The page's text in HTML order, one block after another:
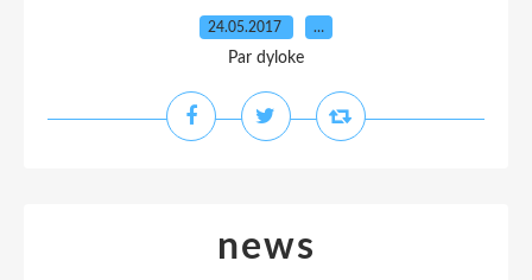
24.05.2017 …
Par dyloke
news